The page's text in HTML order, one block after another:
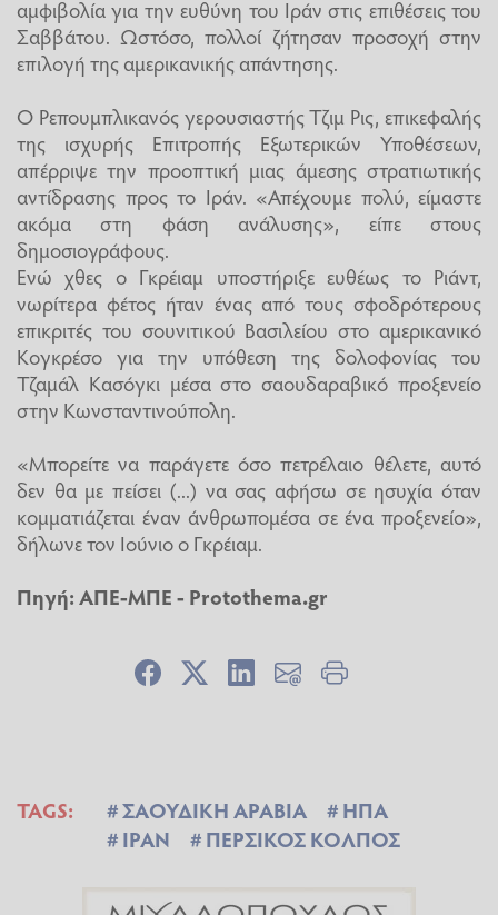
αμφιβολία για την ευθύνη του Ιράν στις επιθέσεις του
Σαββάτου. Ωστόσο, πολλοί ζήτησαν προσοχή στην
επιλογή της αμερικανικής απάντησης.
Ο Ρεπουμπλικανός γερουσιαστής Τζιμ Ρις, επικεφαλής
της ισχυρής Επιτροπής Εξωτερικών Υποθέσεων,
απέρριψε την προοπτική μιας άμεσης στρατιωτικής
αντίδρασης προς το Ιράν. «Απέχουμε πολύ, είμαστε
ακόμα στη φάση ανάλυσης», είπε στους
δημοσιογράφους.
Ενώ χθες ο Γκρέιαμ υποστήριξε ευθέως το Ριάντ,
νωρίτερα φέτος ήταν ένας από τους σφοδρότερους
επικριτές του σουνιτικού Βασιλείου στο αμερικανικό
Κογκρέσο για την υπόθεση της δολοφονίας του
Τζαμάλ Κασόγκι μέσα στο σαουδαραβικό προξενείο
στην Κωνσταντινούπολη.
«Μπορείτε να παράγετε όσο πετρέλαιο θέλετε, αυτό
δεν θα με πείσει (...) να σας αφήσω σε ησυχία όταν
κομματιάζεται έναν άνθρωπομέσα σε ένα προξενείο»,
δήλωνε τον Ιούνιο ο Γκρέιαμ.
Πηγή: ΑΠΕ-ΜΠΕ - Protothema.gr
TAGS: ΣΑΟΥΔΙΚΗ ΑΡΑΒΙΑ
ΗΠΑ
ΙΡΑΝ
ΠΕΡΣΙΚΟΣ ΚΟΛΠΟΣ